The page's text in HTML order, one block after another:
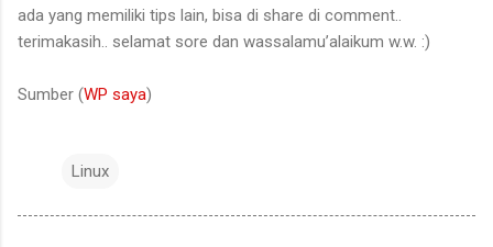
ada yang memiliki tips lain, bisa di share di comment..
terimakasih.. selamat sore dan wassalamu’alaikum w.w. :)
Sumber (WP saya)
Linux